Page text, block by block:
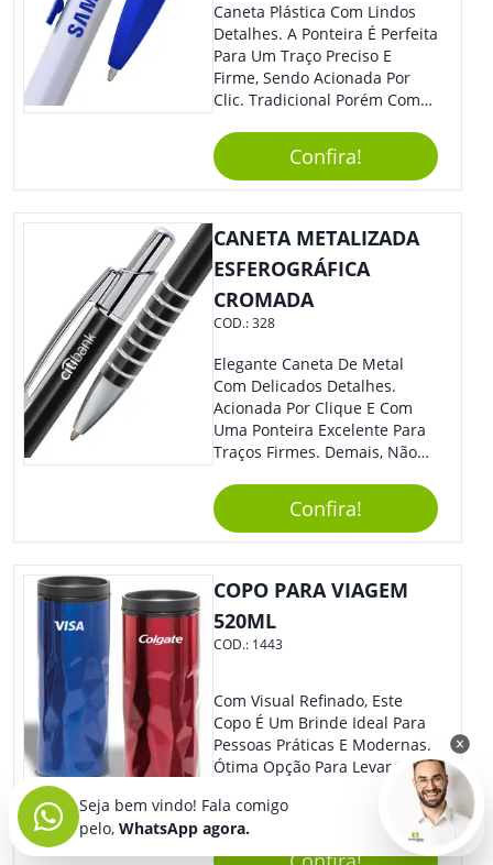
Caneta Plástica Com Lindos
Detalhes. A Ponteira É Perfeita
Para Um Traço Preciso E
Firme, Sendo Acionada Por
Clic. Tradicional Porém Com
Toda Diferença.
Confira!
CANETA METALIZADA
ESFEROGRÁFICA
CROMADA
COD.:328
Elegante Caneta De Metal
Com Delicados Detalhes.
Acionada Por Clique E Com
Uma Ponteira Excelente Para
Traços Firmes. Demais, Não
Confira!
COPO PARA VIAGEM
520ML
COD.: 1443
Com Visual Refinado, Este
Copo É Um Brinde Ideal Para
Pessoas Práticas E Modernas.
Ótima Opção Para Levar Sua
Agregando Valor Para Sua
Empresa Em Eventos,
Reuniões Corporativas Ou Até
Seja bem vindo! Fala comigo
pelo, WhatsApp agora.